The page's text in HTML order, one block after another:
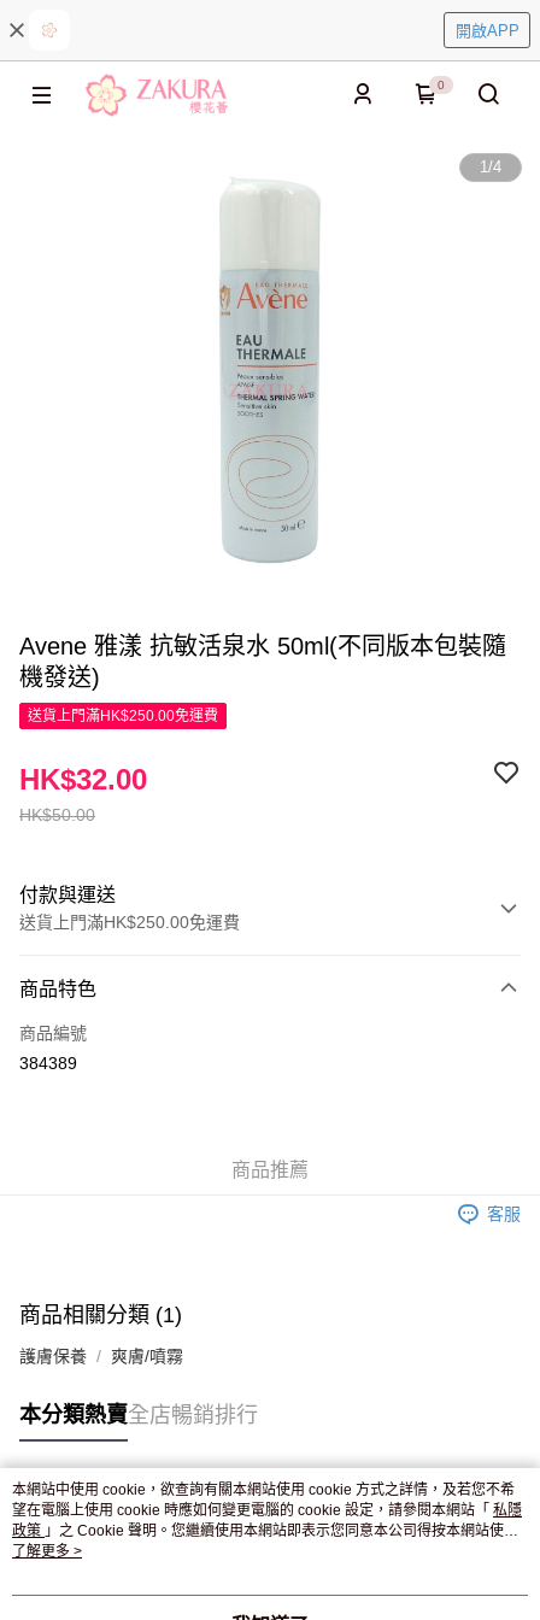
開啟APP
0
1/4
Avene 雅漾 抗敏活泉水 50ml(不同版本包裝隨
機發送)
送貨上門滿HK$250.00免運費
HK$50.00
HK$32.00
付款與運送
送貨上門滿HK$250.00免運費
信用卡
Apple Pay
付款後門市自取，訂單確認後2-4個工作天到店，7天內取。逾期後
商品特色
商品編號
384389
商品推薦
客服
商品相關分類 (1)
護膚保養 爽膚/噴霧
本分類熱賣全店暢銷排行
熱門標籤
熱銷排行
本網站中使用 cookie，欲查詢有關本網站使用 cookie 方式之詳情，及若您不希
望在電腦上使用 cookie 時應如何變更電腦的 cookie 設定，請參閱本網站「 私隱
政策 」之 Cookie 聲明。您繼續使用本網站即表示您同意本公司得按本網站使用
條款之 Cookie 聲明使用 cookie。
了解更多 >